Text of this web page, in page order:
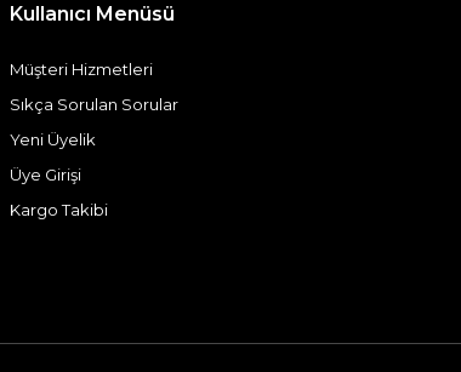
Kullanıcı Menüsü
Müşteri Hizmetleri
Sıkça Sorulan Sorular
Yeni Üyelik
Üye Girişi
Kargo Takibi